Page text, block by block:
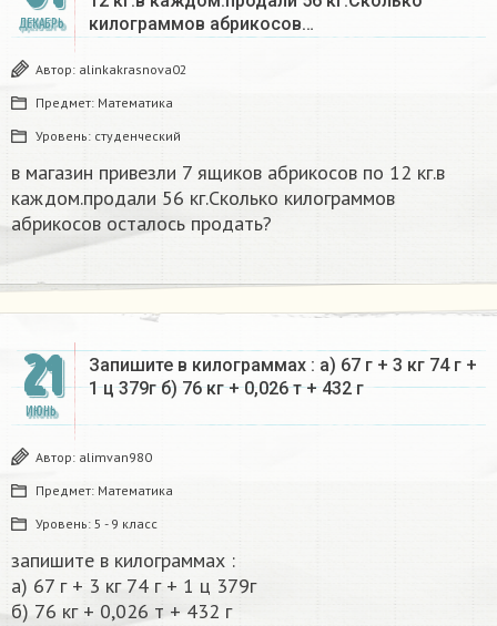
ДЕКАБРЬ
килограммов абрикосов…
Автор: alinkakrasnova02
Предмет: Математика
Уровень: студенческий
в магазин привезли 7 ящиков абрикосов по 12 кг.в
каждом.продали 56 кг.Сколько килограммов
абрикосов осталось продать?
21
ИЮНЬ
Запишите в килограммах : а) 67 г + 3 кг 74 г +
1 ц 379г б) 76 кг + 0,026 т + 432 г​
Автор: alimvan980
Предмет: Математика
Уровень: 5 - 9 класс
запишите в килограммах :
а) 67 г + 3 кг 74 г + 1 ц 379г
б) 76 кг + 0,026 т + 432 г​